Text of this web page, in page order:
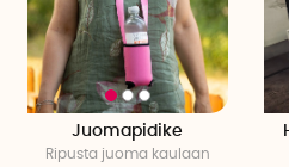
Juomapidike
Ripusta juoma kaulaan